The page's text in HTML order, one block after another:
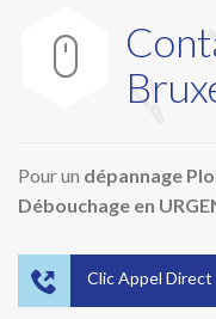

Pour un dépannage
Débouchage en
 Clic Appel Direct